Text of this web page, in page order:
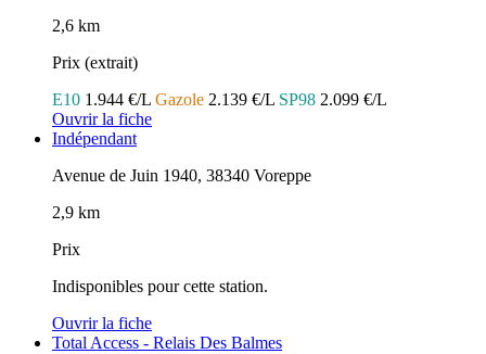
2,6 km
Prix (extrait)
E10 1.944 €/L Gazole 2.139 €/L SP98 2.099 €/L
Ouvrir la fiche
Indépendant
Avenue de Juin 1940, 38340 Voreppe
2,9 km
Prix
Indisponibles pour cette station.
Ouvrir la fiche
Total Access - Relais Des Balmes